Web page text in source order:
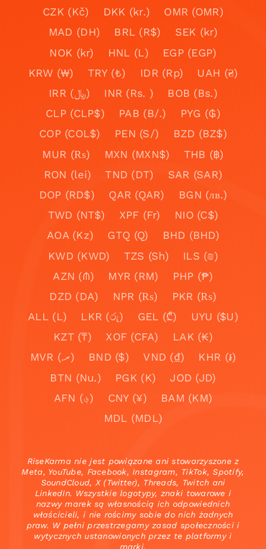
CZK (Kč)
DKK (kr.)
OMR (OMR)
MAD (DH)
BRL (R$)
SEK (kr)
NOK (kr)
HNL (L)
EGP (EGP)
KRW (₩)
TRY (₺) IDR (Rp)
UAH (₴)
IRR (﷼)
INR (Rs. )
BOB (Bs.)
CLP (CLP$)
PAB (B/.)
PYG (₲)
COP (COL$)
PEN (S/)
BZD (BZ$)
MUR (₨)
MXN (MXN$)
THB (฿)
RON (lei)
TND (DT)
SAR (SAR)
DOP (RD$)
QAR (QAR)
BGN (лв.)
TWD (NT$)
XPF (Fr)
NIO (C$)
AOA (Kz)
GTQ (Q)
BHD (BHD)
KWD (KWD)
TZS (Sh)
ILS (₪)
AZN (₼)
MYR (RM)
PHP (₱)
DZD (DA)
NPR (₨)
PKR (₨)
ALL (L)
LKR (රු) GEL (₾)
UYU ($U)
KZT (₸)
XOF (CFA)
LAK (₭)
MVR (.ރ)
BND ($) VND (₫)
KHR (៛)
BTN (Nu.)
PGK (K)
JOD (JD)
AFN (؋)
CNY (¥)
BAM (KM)
MDL (MDL)
RiseKarma nie jest powiązane ani stowarzyszone z
Meta, YouTube, Facebook, Instagram, TikTok, Spotify,
SoundCloud, X (Twitter), Threads, Twitch ani
LinkedIn. Wszystkie logotypy, znaki towarowe i
nazwy marek są własnością ich odpowiednich
właścicieli, i nie rościmy sobie do nich żadnych
praw. W pełni przestrzegamy zasad społeczności i
wytycznych ustanowionych przez te platformy i
marki.